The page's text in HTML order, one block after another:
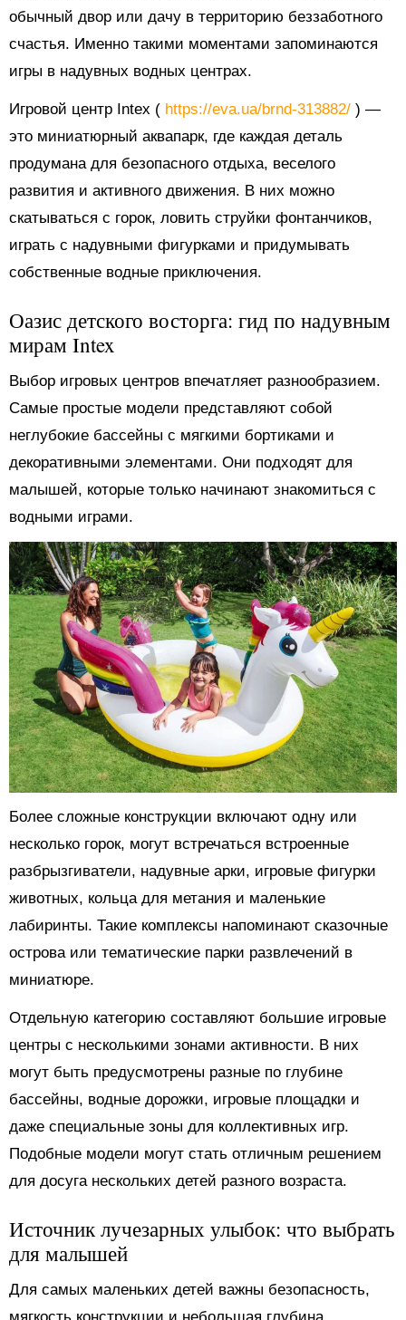
обычный двор или дачу в территорию беззаботного
счастья. Именно такими моментами запоминаются
игры в надувных водных центрах.
Игровой центр Intex ( https://eva.ua/brnd-313882/ ) —
это миниатюрный аквапарк, где каждая деталь
продумана для безопасного отдыха, веселого
развития и активного движения. В них можно
скатываться с горок, ловить струйки фонтанчиков,
играть с надувными фигурками и придумывать
собственные водные приключения.
Оазис детского восторга: гид по надувным
мирам Intex
Выбор игровых центров впечатляет разнообразием.
Самые простые модели представляют собой
неглубокие бассейны с мягкими бортиками и
декоративными элементами. Они подходят для
малышей, которые только начинают знакомиться с
водными играми.
Более сложные конструкции включают одну или
несколько горок, могут встречаться встроенные
разбрызгиватели, надувные арки, игровые фигурки
животных, кольца для метания и маленькие
лабиринты. Такие комплексы напоминают сказочные
острова или тематические парки развлечений в
миниатюре.
Отдельную категорию составляют большие игровые
центры с несколькими зонами активности. В них
могут быть предусмотрены разные по глубине
бассейны, водные дорожки, игровые площадки и
даже специальные зоны для коллективных игр.
Подобные модели могут стать отличным решением
для досуга нескольких детей разного возраста.
Источник лучезарных улыбок: что выбрать
для малышей
Для самых маленьких детей важны безопасность,
мягкость конструкции и небольшая глубина.